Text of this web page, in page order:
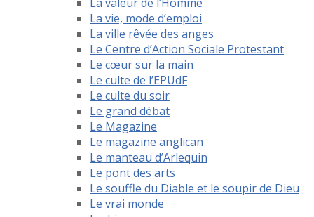
La vie, mode d’emploi
La ville rêvée des anges
Le Centre d’Action Sociale Protestant
Le cœur sur la main
Le culte de l’EPUdF
Le culte du soir
Le grand débat
Le Magazine
Le magazine anglican
Le manteau d’Arlequin
Le pont des arts
Le souffle du Diable et le soupir de Dieu
Le vrai monde